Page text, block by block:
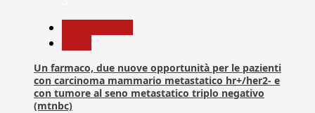
Un farmaco, due nuove opportunità per le pazienti
con carcinoma mammario metastatico hr+/her2- e
con tumore al seno metastatico triplo negativo
(mtnbc)